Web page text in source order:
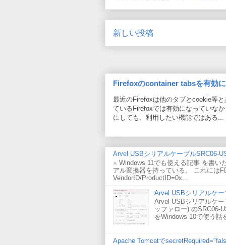
新しい投稿
Firefoxのcontainer tabsを有効
最近のFirefoxは他のタブとcookie等
ているFirefoxでは有効になっていな
にしても、利用したい機能ではある...
Arvel USBシリアルケーブルSRC06-
※ Windows 11でも使える記事 を書い
アル変換器を持っている。 これには
VendorID/ProductID=0x...
Arvel USBシリアルケ
Arvel USBシリアルケ
ッファロー) のSRC06-
をWindows 10で使う話
Apache Tomcatで